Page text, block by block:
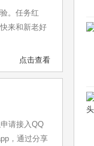
。任务红
来和新老好
点击查看
请接入QQ
，通过分享